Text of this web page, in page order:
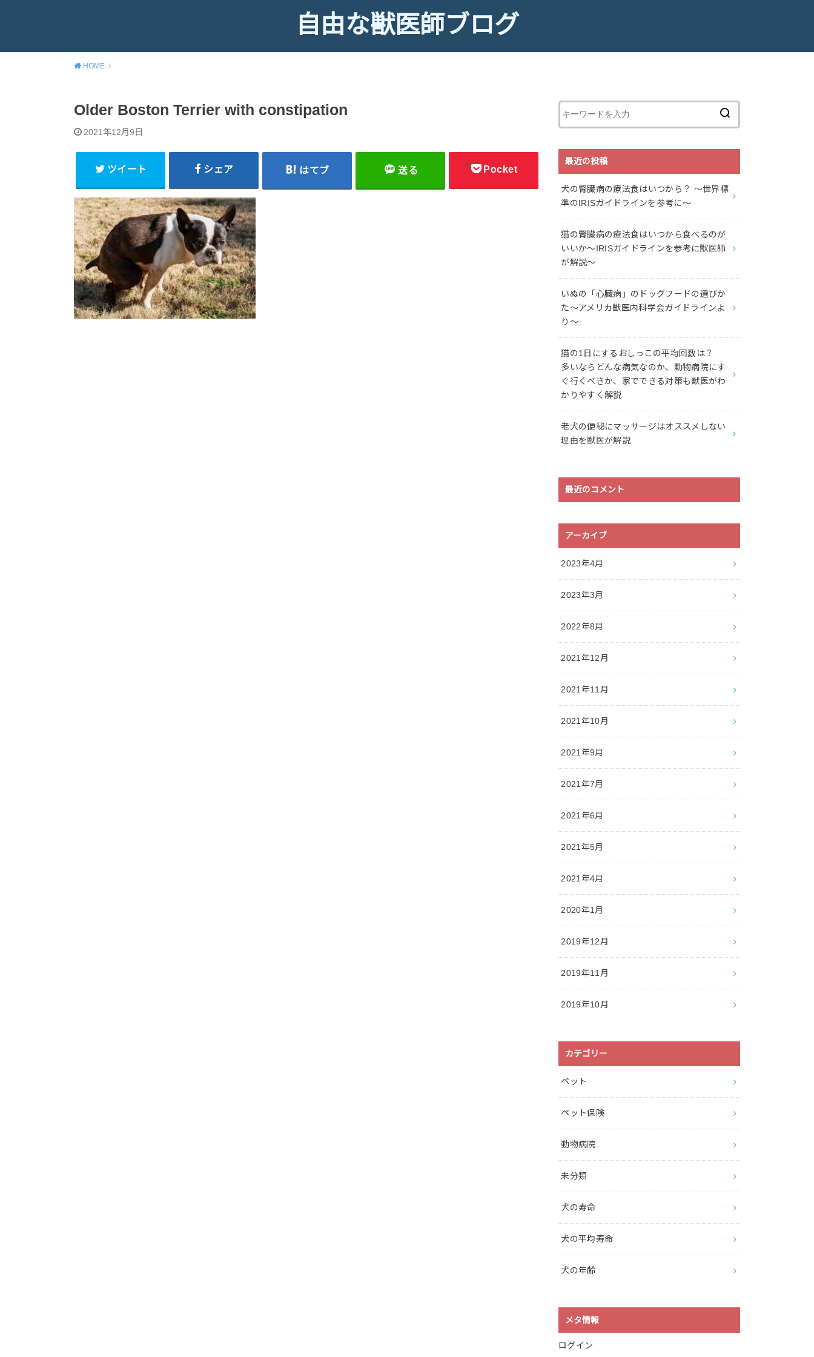
自由な獣医師ブログ
HOME
Older Boston Terrier with constipation
2021年12月9日
ツイート シェア はてブ 送る Pocket
最近の投稿
犬の腎臓病の療法食はいつから？ 〜世界標
準のIRISガイドラインを参考に〜
猫の腎臓病の療法食はいつから食べるのが
いいか〜IRISガイドラインを参考に獣医師
が解説〜
いぬの「心臓病」のドッグフードの選びか
た〜アメリカ獣医内科学会ガイドラインよ
り〜
猫の1日にするおしっこの平均回数は？
多いならどんな病気なのか、動物病院にす
ぐ行くべきか、家でできる対策も獣医がわ
かりやすく解説
老犬の便秘にマッサージはオススメしない
理由を獣医が解説
最近のコメント
アーカイブ
2023年4月
2023年3月
2022年8月
2021年12月
2021年11月
2021年10月
2021年9月
2021年7月
2021年6月
2021年5月
2021年4月
2020年1月
2019年12月
2019年11月
2019年10月
カテゴリー
ペット
ペット保険
動物病院
未分類
犬の寿命
犬の平均寿命
犬の年齢
メタ情報
ログイン